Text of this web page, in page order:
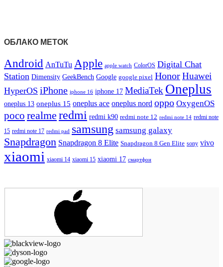
ОБЛАКО МЕТОК
Android AnTuTu Apple apple watch ColorOS Digital Chat
Station Dimensity GeekBench Google google pixel HonorHuawei
HyperOS iPhone iphone 16 iphone 17 MediaTek Oneplus
oneplus 13 oneplus 15 oneplus ace oneplus nord oppo OxygenOS
poco realme redmi redmi k90 redmi note 12 redmi note 14 redmi note
15 redmi note 17 redmi pad samsung samsung galaxy
Snapdragon Snapdragon 8 Elite Snapdragon 8 Gen Elite sony vivo
xiaomi xiaomi 14 xiaomi 15 xiaomi 17 смартфон